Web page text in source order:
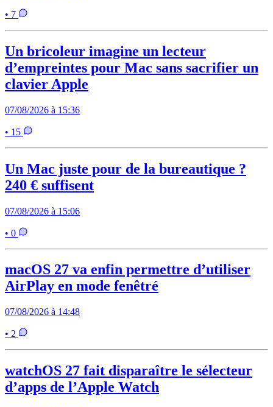
• 7
Un bricoleur imagine un lecteur
d’empreintes pour Mac sans sacrifier un
clavier Apple
07/08/2026 à 15:36
• 15
Un Mac juste pour de la bureautique ?
240 € suffisent
07/08/2026 à 15:06
• 0
macOS 27 va enfin permettre d’utiliser
AirPlay en mode fenêtré
07/08/2026 à 14:48
• 2
watchOS 27 fait disparaître le sélecteur
d’apps de l’Apple Watch